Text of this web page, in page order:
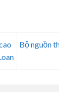
Bộ nguồn